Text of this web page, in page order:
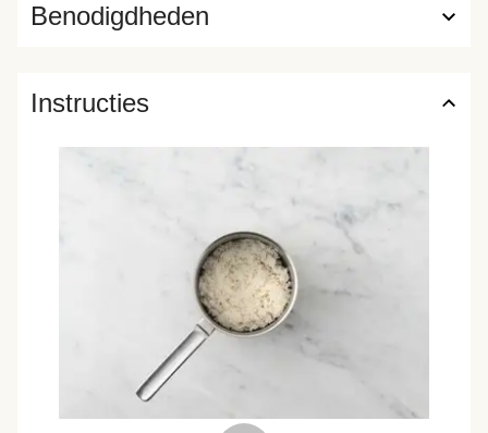
Benodigdheden
Instructies